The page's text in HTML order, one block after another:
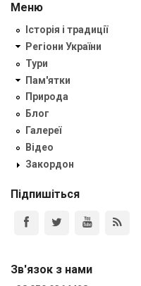
Меню
Історія і традиції
Регіони України
Тури
Пам'ятки
Природа
Блог
Галереї
Відео
Закордон
Підпишіться
Зв'язок з нами